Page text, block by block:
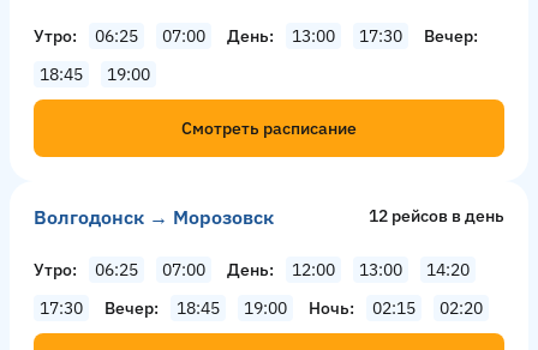
Утро 06:25 07:00 День 13:00 17:30
Вечер
18:45
19:00
Смотреть расписание
Волгодонск → Морозовск 12 рейсов в день
Утро 06:25 07:00 День 12:00 13:00
14:20
17:30
Вечер 18:45 19:00 Ночь 02:15 02:20